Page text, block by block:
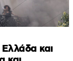
και